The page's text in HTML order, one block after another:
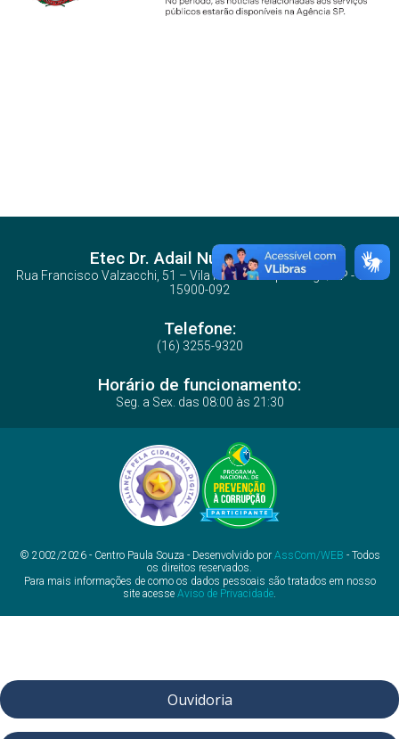
Etec Dr. Adail Nunes da Silva
Rua Francisco Valzacchi, 51 – Vila Rosa – Taquaritinga/SP - CEP:
15900-092
Telefone:
(16) 3255-9320
Horário de funcionamento:
Seg. a Sex. das 08:00 às 21:30
© 2002/2026 - Centro Paula Souza - Desenvolvido por AssCom/WEB - Todos
os direitos reservados.
Para mais informações de como os dados pessoais são tratados em nosso
site acesse Aviso de Privacidade.
Ouvidoria